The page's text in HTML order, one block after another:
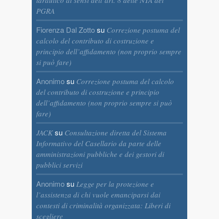
PGRA
Fiorenza Dal Zottosu Correzione postuma del
calcolo del contributo di costruzione e
principio dell’affidamento (non proprio sempre
si può fare)
Anonimosu Correzione postuma del calcolo
del contributo di costruzione e principio
dell’affidamento (non proprio sempre si può
fare)
JACKsu Consultazione diretta del Sistema
Informativo del Casellario da parte delle
amministrazioni pubbliche e dei gestori di
pubblici servizi
Anonimosu Legge per la protezione e
l’assistenza di chi vuole emanciparsi dai
contesti di criminalità organizzata: Liberi di
scegliere